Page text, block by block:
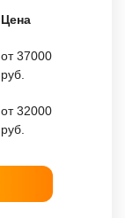
Цена
от 37000
руб.
от 32000
руб.